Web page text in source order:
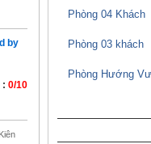
by
: 0/10
Kiên
Phòng 04 Khách
Phòng 03 khách
Phòng Hướng